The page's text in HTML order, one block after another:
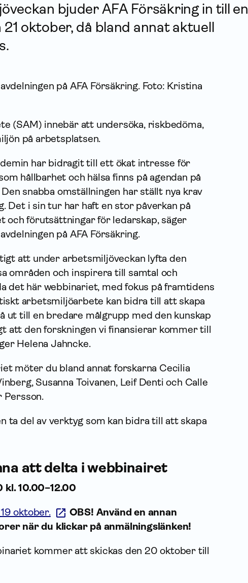
bjuder AFA För­säkring in till en
oktober, då bland annat aktuell
på AFA Försäkring. Foto: Kristina
(SAM) innebär att undersöka, riskbedöma,
på arbetsplatsen.
har bidragit till ett ökat intresse för
hållbarhet och hälsa finns på agendan på
snabba omställningen har ställt nya krav
Det i sin tur har haft en stor påverkan på
och förutsättningar för ledarskap, säger
på AFA Försäkring.
att under arbetsmiljöveckan lyfta den
områden och inspirera till samtal och
det här webbinariet, med fokus på framtidens
arbetsmiljöarbete kan bidra till att skapa
ut till en bredare målgrupp med den kunskap
att den forskningen vi finansierar kommer till
Helena Jahncke.
möter du bland annat forskarna Cecilia
Susanna Toivanen, Leif Denti och Calle
Persson.
ta del av verktyg som kan bidra till att skapa
att delta i webbinairet
kl. 10.00–12.00
oktober.
OBS! Använd en annan
när du klickar på anmälningslänken!
kommer att skickas den 20 oktober till